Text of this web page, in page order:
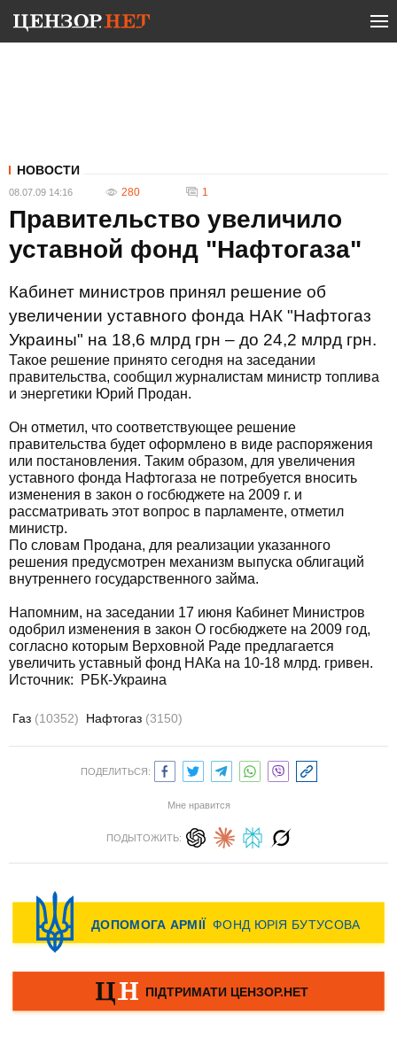
НОВОСТИ
08.07.09 14:16 280 1
Правительство увеличило
уставной фонд "Нафтогаза"
Кабинет министров принял решение об
увеличении уставного фонда НАК "Нафтогаз
Украины" на 18,6 млрд грн – до 24,2 млрд грн.
Такое решение принято сегодня на заседании
правительства, сообщил журналистам министр топлива
и энергетики Юрий Продан.
Он отметил, что соответствующее решение
правительства будет оформлено в виде распоряжения
или постановления. Таким образом, для увеличения
уставного фонда Нафтогаза не потребуется вносить
изменения в закон о госбюджете на 2009 г. и
рассматривать этот вопрос в парламенте, отметил
министр.
По словам Продана, для реализации указанного
решения предусмотрен механизм выпуска облигаций
внутреннего государственного займа.
Напомним, на заседании 17 июня Кабинет Министров
одобрил изменения в закон О госбюджете на 2009 год,
согласно которым Верховной Раде предлагается
увеличить уставный фонд НАКа на 10-18 млрд. гривен.
Источник: РБК-Украина
Газ (10352) Нафтогаз (3150)
ПОДЕЛИТЬСЯ:
Мне нравится
ПОДЫТОЖИТЬ: